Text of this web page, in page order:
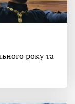
року та